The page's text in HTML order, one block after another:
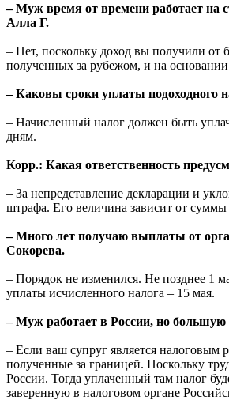
– Муж время от времени работает на
Алла Г.
– Нет, поскольку доход вы получили от
полученных за рубежом, и на
– Каковы сроки уплаты подоходного
– Начисленный налог должен быть
дням.
Корр.: Какая ответственность
– За непредставление декларации и
штрафа. Его величина зависит от
– Много лет получаю выплаты от
Сокорева.
– Порядок не изменился. Не позднее 1
уплаты исчисленного налога – 15 мая.
– Муж работает в России, но большую
– Если ваш супруг является налоговым
полученные за границей. Поскольку
России. Тогда уплаченный там налог
заверенную в налоговом органе